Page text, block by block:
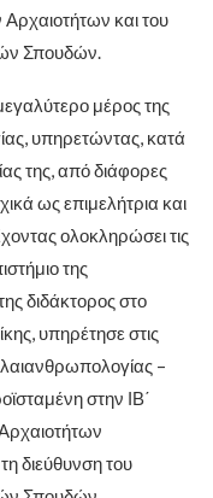
και του
Σπουδών.
μέρος της
υπηρετώντας, κατά
της, από διάφορες
ως επιμελήτρια και
ολοκληρώσει τις
της
διδάκτορος στο
υπηρέτησε στις
–
στην ΙΒ΄
διεύθυνση του